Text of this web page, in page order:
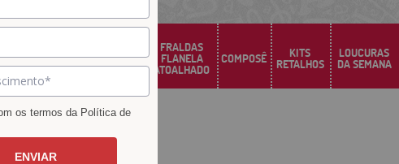
PERCAL SANTA FÉ
FRALDAS
FLANELA
ATOALHADO
COMPOSÊ KITS
RETALHOS
LOUCURAS
DA SEMANA
os termos da Política de
ENVIAR